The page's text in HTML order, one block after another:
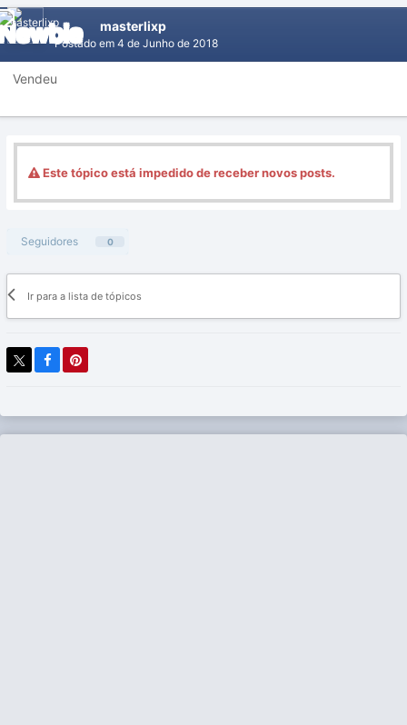
masterlixp
Postado em 4 de Junho de 2018
Vendeu
Este tópico está impedido de receber novos posts.
Seguidores 0
Ir para a lista de tópicos